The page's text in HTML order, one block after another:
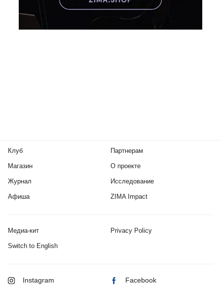
Клуб
Магазин
Журнал
Афиша
Партнерам
О проекте
Исследование
ZIMA Impact
Медиа-кит Privacy Policy
Switch to English
Instagram Facebook